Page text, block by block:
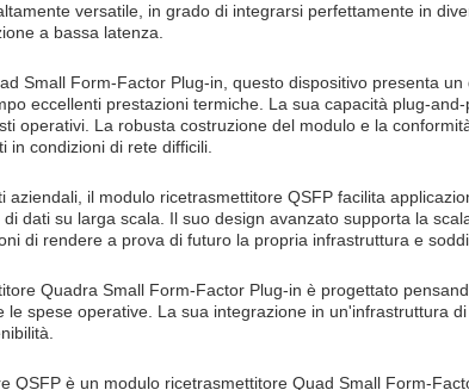
versatile, in grado di integrarsi perfettamente in
a bassa latenza.
Small Form-Factor Plug-in, questo dispositivo presenta
eccellenti prestazioni termiche. La sua capacità plug-
operativi. La robusta costruzione del modulo e la
in condizioni di rete difficili.
il modulo ricetrasmettitore QSFP facilita
dati su larga scala. Il suo design avanzato supporta la
di rendere a prova di futuro la propria infrastruttura e
Quadra Small Form-Factor Plug-in è progettato
le spese operative. La sua integrazione in un'infrastruttura
QSFP è un modulo ricetrasmettitore Quad Small Form-